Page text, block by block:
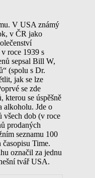
V USA známý
v ČR jako
roce 1939 s
sepsal Bill W,
(spolu s Dr.
jak se lze
se zde
kterou se úspěšně
alkoholu. Jde o
všech dob (v roce
prodaných
seznamu 100
Time.
označil za jednu
tvář USA.